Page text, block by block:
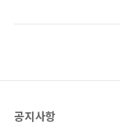
면 인터넷 회선사업을 하고 있
최근 지식iN의 URL이 또한번
공지사항